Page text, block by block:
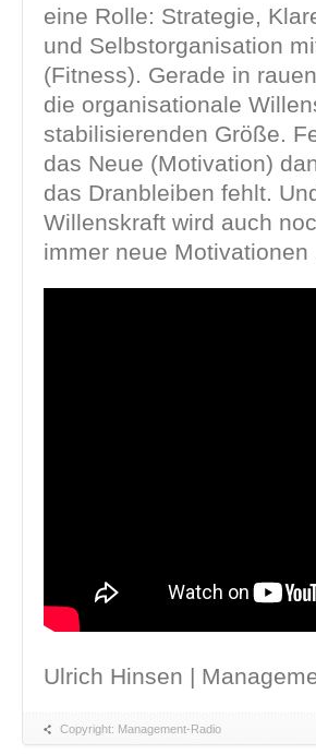
eine Rolle: Strategie,
und Selbstorganisation
(Fitness). Gerade in
die organisationale
stabilisierenden Größe.
das Neue (Motivation)
das Dranbleiben fehlt.
Willenskraft wird auch
immer neue
Ulrich Hinsen |
Copyright: Management-Radio